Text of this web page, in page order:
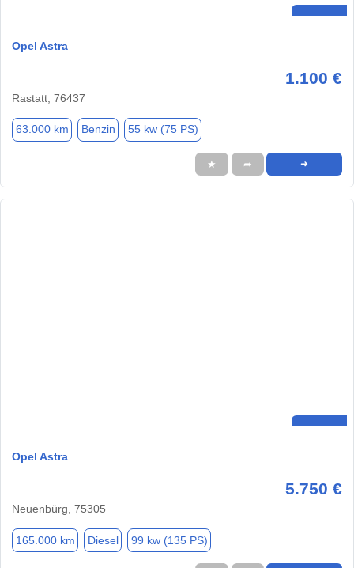
Opel Astra
1.100 €
Rastatt, 76437
63.000 km Benzin 55 kw (75 PS)
★ ➦ ➜
Opel Astra
5.750 €
Neuenbürg, 75305
165.000 km Diesel 99 kw (135 PS)